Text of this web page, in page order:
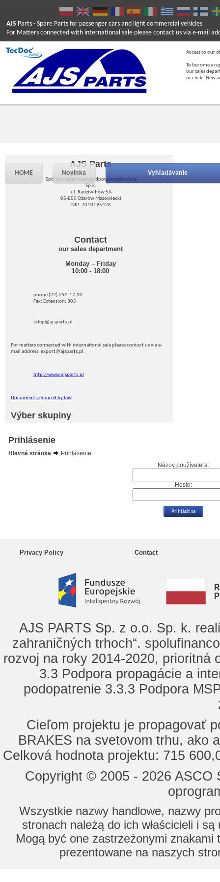
AJS Parts - Spare Parts for passenger cars and light commercial vehicles
For Matters connected with international sale please contact us via e-mail
Access to our
To become a
our sales
or click “New
HOME Novinka Vyhľadávanie
AJS Parts
Spółka z ograniczoną odpowiedzialnością
Sp.k.
ul. Radziwiłłów 5A
05-850 Ożarów Mazowiecki
NIP: 7010195428
Contact
our sales department
Monday – Friday
10:00 - 18:00
phone (22)-292-12-30
Fax: Extension: 305
sklep@ajsparts.pl
For matters connected with international sale please contact us via e-
mail address: export@ajsparts.pl.
http://www.ajsparts.pl
Documents required by law
Výber skupiny
Prihlásenie
Hlavná stránka
Prihlásenie
Názov používateľa:
Heslo:
Privacy Policy Contact
AJS PARTS Sp. z o.o. Sp. k.
zahraničných trhoch“.
rozvoj na roky 2014-2020, prioritná
3.3 Podpora propagácie a
podopatrenie 3.3.3 Podpora
Cieľom projektu je propagovať
BRAKES na svetovom trhu, ako
Celková hodnota projektu: 715
Copyright © 2005 - 2026
Wszystkie nazwy handlowe, nazwy
stronach należą do ich właścicieli i
Mogą być one zastrzeżonymi znakami
prezentowane na naszych